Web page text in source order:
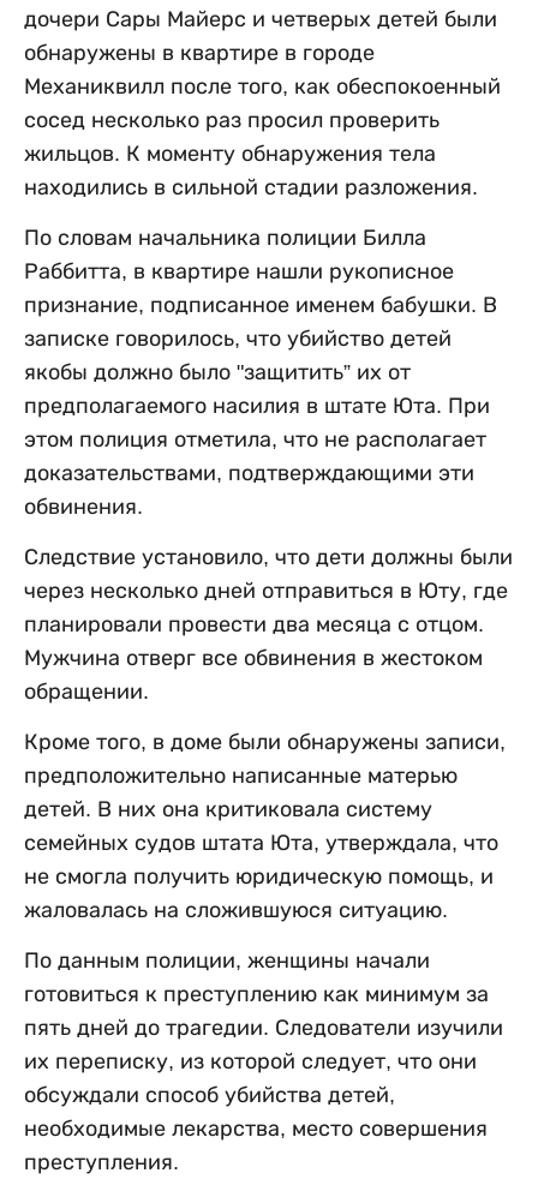
дочери Сары Майерс и четверых детей были
обнаружены в квартире в городе
Механиквилл после того, как обеспокоенный
сосед несколько раз просил проверить
жильцов. К моменту обнаружения тела
находились в сильной стадии разложения.
По словам начальника полиции Билла
Раббитта, в квартире нашли рукописное
признание, подписанное именем бабушки. В
записке говорилось, что убийство детей
якобы должно было "защитить” их от
предполагаемого насилия в штате Юта. При
этом полиция отметила, что не располагает
доказательствами, подтверждающими эти
обвинения.
Следствие установило, что дети должны были
через несколько дней отправиться в Юту, где
планировали провести два месяца с отцом.
Мужчина отверг все обвинения в жестоком
обращении.
Кроме того, в доме были обнаружены записи,
предположительно написанные матерью
детей. В них она критиковала систему
семейных судов штата Юта, утверждала, что
не смогла получить юридическую помощь, и
жаловалась на сложившуюся ситуацию.
По данным полиции, женщины начали
готовиться к преступлению как минимум за
пять дней до трагедии. Следователи изучили
их переписку, из которой следует, что они
обсуждали способ убийства детей,
необходимые лекарства, место совершения
преступления.